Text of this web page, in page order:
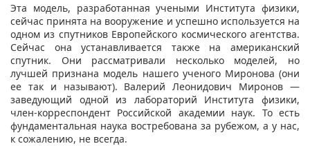
Эта модель, разработанная учеными Института физики,
сейчас принята на вооружение и успешно используется на
одном из спутников Европейского космического агентства.
Сейчас она устанавливается также на американский
спутник. Они рассматривали несколько моделей, но
лучшей признана модель нашего ученого Миронова (они
ее так и называют). Валерий Леонидович Миронов —
заведующий одной из лабораторий Института физики,
член-корреспондент Российской академии наук. То есть
фундаментальная наука востребована за рубежом, а у нас,
к сожалению, не всегда.